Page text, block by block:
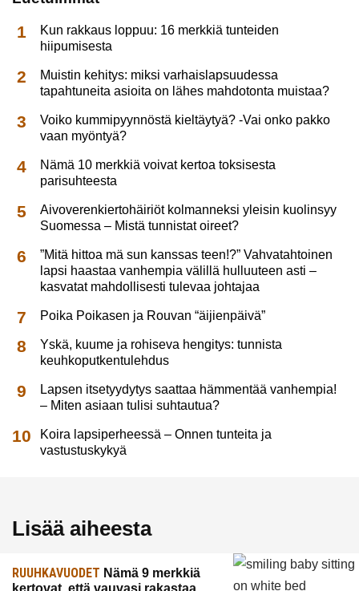
Kun rakkaus loppuu: 16 merkkiä tunteiden
hiipumisesta
Muistin kehitys: miksi varhaislapsuudessa
tapahtuneita asioita on lähes mahdotonta muistaa?
Voiko kummipyynnöstä kieltäytyä? -Vai onko pakko
vaan myöntyä?
Nämä 10 merkkiä voivat kertoa toksisesta
parisuhteesta
Aivoverenkiertohäiriöt kolmanneksi yleisin kuolinsyy
Suomessa – Mistä tunnistat oireet?
”Mitä hittoa mä sun kanssas teen!?” Vahvatahtoinen
lapsi haastaa vanhempia välillä hulluuteen asti –
kasvatat mahdollisesti tulevaa johtajaa
Poika Poikasen ja Rouvan “äijienpäivä”
Yskä, kuume ja rohiseva hengitys: tunnista
keuhkoputkentulehdus
Lapsen itsetyydytys saattaa hämmentää vanhempia!
– Miten asiaan tulisi suhtautua?
Koira lapsiperheessä – Onnen tunteita ja
vastustuskykyä
Lisää aiheesta
RUUHKAVUODET Nämä 9 merkkiä
kertovat, että vauvasi rakastaa